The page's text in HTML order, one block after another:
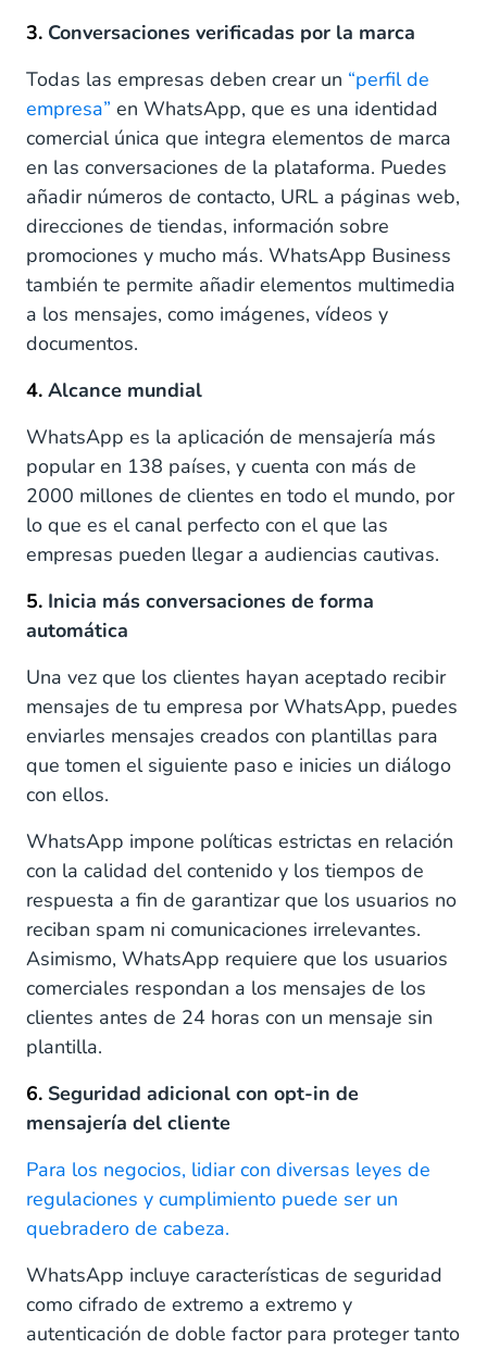
3. Conversaciones verificadas por la marca
Todas las empresas deben crear un “perfil de
empresa” en WhatsApp, que es una identidad
comercial única que integra elementos de marca
en las conversaciones de la plataforma. Puedes
añadir números de contacto, URL a páginas web,
direcciones de tiendas, información sobre
promociones y mucho más. WhatsApp Business
también te permite añadir elementos multimedia
a los mensajes, como imágenes, vídeos y
documentos.
4. Alcance mundial
WhatsApp es la aplicación de mensajería más
popular en 138 países, y cuenta con más de
2000 millones de clientes en todo el mundo, por
lo que es el canal perfecto con el que las
empresas pueden llegar a audiencias cautivas.
5. Inicia más conversaciones de forma
automática
Una vez que los clientes hayan aceptado recibir
mensajes de tu empresa por WhatsApp, puedes
enviarles mensajes creados con plantillas para
que tomen el siguiente paso e inicies un diálogo
con ellos.
WhatsApp impone políticas estrictas en relación
con la calidad del contenido y los tiempos de
respuesta a fin de garantizar que los usuarios no
reciban spam ni comunicaciones irrelevantes.
Asimismo, WhatsApp requiere que los usuarios
comerciales respondan a los mensajes de los
clientes antes de 24 horas con un mensaje sin
plantilla.
6. Seguridad adicional con opt-in de
mensajería del cliente
Para los negocios, lidiar con diversas leyes de
regulaciones y cumplimiento puede ser un
quebradero de cabeza.
WhatsApp incluye características de seguridad
como cifrado de extremo a extremo y
autenticación de doble factor para proteger tanto